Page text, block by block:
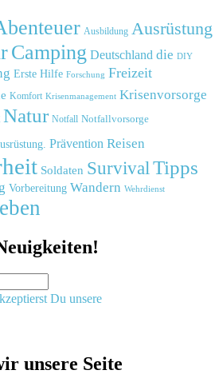
Ausbildung Ausrüstung
Camping Deutschland die DIY
Erste Hilfe Forschung Freizeit
Komfort Krisenmanagement Krisenvorsorge
Natur Notfall Notfallvorsorge
Prävention Reisen
Soldaten Survival Tipps
Vorbereitung Wandern Wehrdienst
Du unsere
unsere Seite